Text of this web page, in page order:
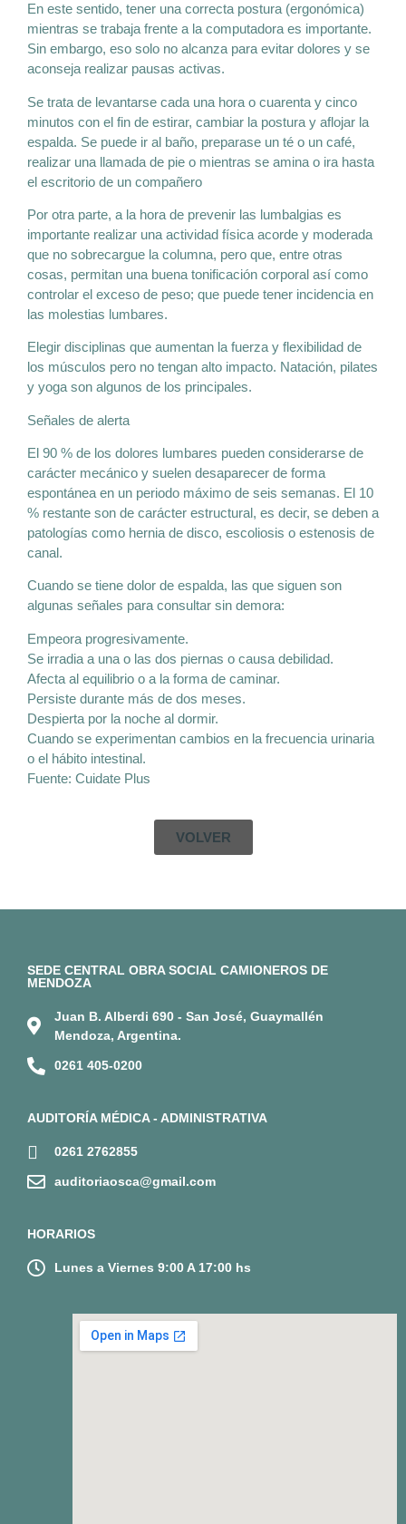
En este sentido, tener una correcta postura (ergonómica)
mientras se trabaja frente a la computadora es importante.
Sin embargo, eso solo no alcanza para evitar dolores y se
aconseja realizar pausas activas.
Se trata de levantarse cada una hora o cuarenta y cinco
minutos con el fin de estirar, cambiar la postura y aflojar la
espalda. Se puede ir al baño, preparase un té o un café,
realizar una llamada de pie o mientras se amina o ira hasta
el escritorio de un compañero
Por otra parte, a la hora de prevenir las lumbalgias es
importante realizar una actividad física acorde y moderada
que no sobrecargue la columna, pero que, entre otras
cosas, permitan una buena tonificación corporal así como
controlar el exceso de peso; que puede tener incidencia en
las molestias lumbares.
Elegir disciplinas que aumentan la fuerza y flexibilidad de
los músculos pero no tengan alto impacto. Natación, pilates
y yoga son algunos de los principales.
Señales de alerta
El 90 % de los dolores lumbares pueden considerarse de
carácter mecánico y suelen desaparecer de forma
espontánea en un periodo máximo de seis semanas. El 10
% restante son de carácter estructural, es decir, se deben a
patologías como hernia de disco, escoliosis o estenosis de
canal.
Cuando se tiene dolor de espalda, las que siguen son
algunas señales para consultar sin demora:
Empeora progresivamente.
Se irradia a una o las dos piernas o causa debilidad.
Afecta al equilibrio o a la forma de caminar.
Persiste durante más de dos meses.
Despierta por la noche al dormir.
Cuando se experimentan cambios en la frecuencia urinaria
o el hábito intestinal.
Fuente: Cuidate Plus
VOLVER
SEDE CENTRAL OBRA SOCIAL CAMIONEROS DE
MENDOZA
Juan B. Alberdi 690 - San José, Guaymallén
Mendoza, Argentina.
0261 405-0200
AUDITORÍA MÉDICA - ADMINISTRATIVA
0261 2762855
auditoriaosca@gmail.com
HORARIOS
Lunes a Viernes 9:00 A 17:00 hs